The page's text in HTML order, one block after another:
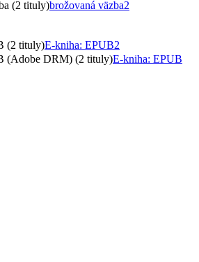
(2 tituly)brožovaná väzba2
(2 tituly)E-kniha: EPUB2
(Adobe DRM) (2 tituly)E-kniha: EPUB